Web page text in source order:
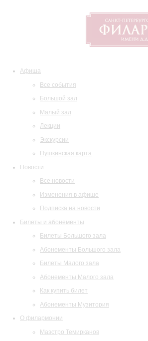
Афиша
Все события
Большой зал
Малый зал
Лекции
Экскурсии
Пушкинская карта
Новости
Все новости
Изменения в афише
Подписка на новости
Билеты и абонементы
Билеты Большого зала
Абонементы Большого зала
Билеты Малого зала
Абонементы Малого зала
Как купить билет
Абонементы Музитория
О филармонии
Маэстро Темирканов